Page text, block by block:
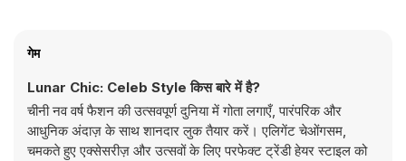
गेम
Lunar Chic: Celeb Style किस बारे में है?
चीनी नव वर्ष फैशन की उत्सवपूर्ण दुनिया में गोता लगाएँ, पारंपरिक और
आधुनिक अंदाज़ के साथ शानदार लुक तैयार करें। एलिगेंट चेओंगसम,
चमकते हुए एक्सेसरीज़ और उत्सवों के लिए परफेक्ट ट्रेंडी हेयर स्टाइल को